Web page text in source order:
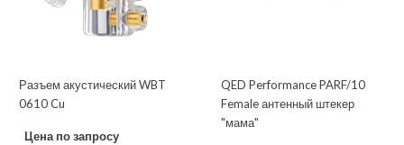
Разъем акустический WBT
0610 Cu
Цена по запросу
QED Performance PARF/10
Female антенный штекер
"мама"